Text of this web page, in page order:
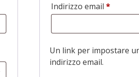
Indirizzo email*Richiesto
Un link per impostare
indirizzo email.